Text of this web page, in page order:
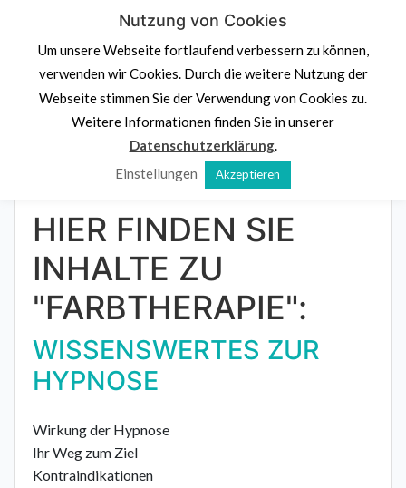
content
Denk an dich
Psychologische Beratung,
Potenzialentdeckung
Navigation klicken
Farbtherapie
HIER FINDEN SIE
INHALTE ZU
"FARBTHERAPIE":
WISSENSWERTES ZUR
HYPNOSE
Wirkung der Hypnose
Ihr Weg zum Ziel
Kontraindikationen
Nutzung von Cookies
Um unsere Webseite fortlaufend verbessern zu können,
verwenden wir Cookies. Durch die weitere Nutzung der
Webseite stimmen Sie der Verwendung von Cookies zu.
Weitere Informationen finden Sie in unserer
Datenschutzerklärung.
Einstellungen
Akzeptieren